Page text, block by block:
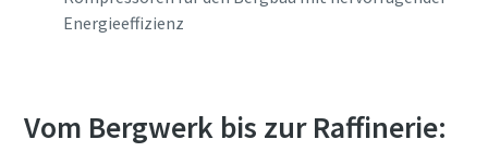
Energieeffizienz
Vom Bergwerk bis zur Raffinerie: